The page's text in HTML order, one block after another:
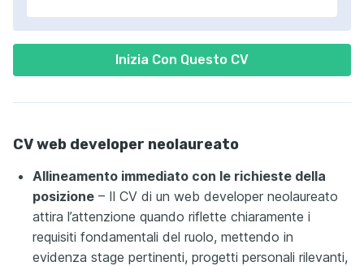
Inizia Con Questo CV
CV web developer neolaureato
Allineamento immediato con le richieste della
posizione – Il CV di un web developer neolaureato
attira l’attenzione quando riflette chiaramente i
requisiti fondamentali del ruolo, mettendo in
evidenza stage pertinenti, progetti personali rilevanti,